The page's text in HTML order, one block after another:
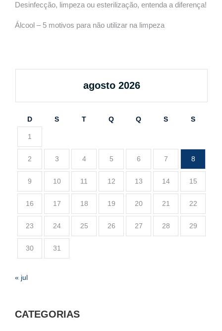
Desinfecção, limpeza ou esterilização, entenda a diferença!
Álcool – 5 motivos para não utilizar na limpeza
agosto 2026
D S T Q Q S S
1
2 3 4 5 6 7 8
9 10 11 12 13 14 15
16 17 18 19 20 21 22
23 24 25 26 27 28 29
30 31
« jul
CATEGORIAS